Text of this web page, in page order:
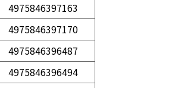
4975846397163
4975846397170
4975846396487
4975846396494